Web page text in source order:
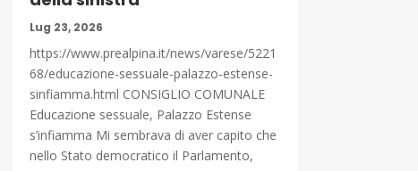
Lug 23, 2026
https://www.prealpina.it/news/varese/5221
68/educazione-sessuale-palazzo-estense-
sinfiamma.html CONSIGLIO COMUNALE
Educazione sessuale, Palazzo Estense
s’infiamma Mi sembrava di aver capito che
nello Stato democratico il Parlamento,